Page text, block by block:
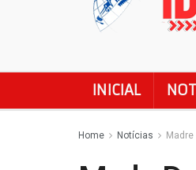
INICIAL
Home Notícias